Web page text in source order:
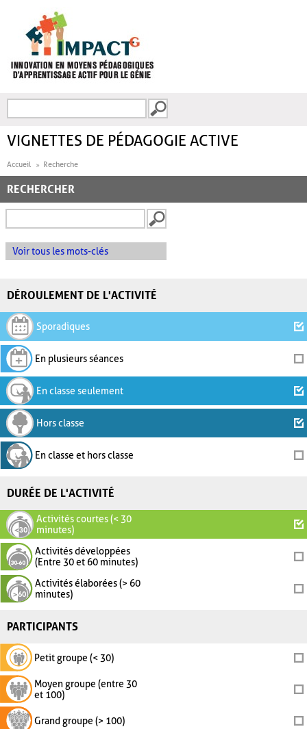
FORMULAIRE DE
VIGNETTES DE PÉDAGOGIE ACTIVE
Accueil Recherche
RECHERCHER
Voir tous les mots-clés
DÉROULEMENT DE L'ACTIVITÉ
Sporadiques
En plusieurs séances
En classe seulement
Hors classe
En classe et hors classe
DURÉE DE L'ACTIVITÉ
Activités courtes (< 30
minutes)
Activités développées
(Entre 30 et 60 minutes)
Activités élaborées (> 60
minutes)
PARTICIPANTS
Petit groupe (< 30)
Moyen groupe (entre 30
et 100)
Grand groupe (> 100)